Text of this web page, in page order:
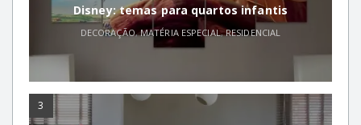
Disney: temas para quartos infantis
DECORAÇÃO,MATÉRIA ESPECIAL,RESIDENCIAL
3